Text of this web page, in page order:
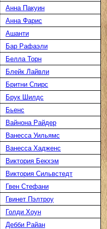
Анна Пакуин
Анна Фарис
Ашанти
Бар Рафаэли
Белла Торн
Блейк Лайвли
Бритни Спирс
Брук Шилдс
Бьенс
Вайнона Райдер
Ванесса Уильямс
Ванесса Хадженс
Виктория Бекхэм
Виктория Сильвстедт
Гвен Стефани
Гвинет Пэлтроу
Голди Хоун
Дебби Райан